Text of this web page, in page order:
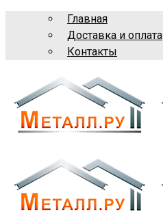
Главная
Доставка и оплата
Контакты